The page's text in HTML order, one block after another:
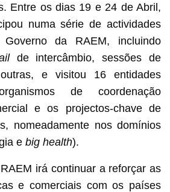
Entre os dias 19 e 24 de Abril,
numa série de actividades
Governo da RAEM, incluindo
de intercâmbio, sessões de
e visitou 16 entidades
de coordenação
e os projectos-chave de
nomeadamente nos domínios
e big health).
irá continuar a reforçar as
e comerciais com os países